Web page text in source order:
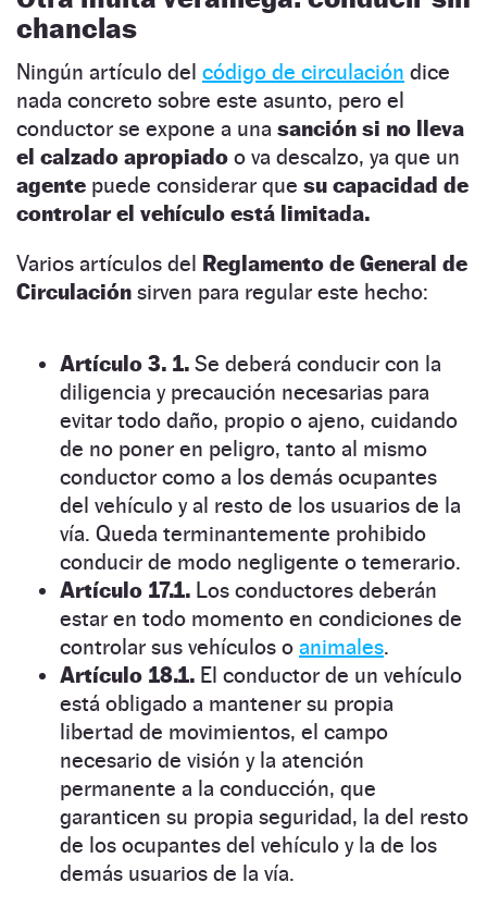
chanclas
Ningún artículo del código de circulación dice
nada concreto sobre este asunto, pero el
conductor se expone a una sanción si no lleva
el calzado apropiado o va descalzo, ya que un
agente puede considerar que su capacidad de
controlar el vehículo está limitada.
Varios artículos del Reglamento de General de
Circulación sirven para regular este hecho:
Artículo 3. 1. Se deberá conducir con la
diligencia y precaución necesarias para
evitar todo daño, propio o ajeno, cuidando
de no poner en peligro, tanto al mismo
conductor como a los demás ocupantes
del vehículo y al resto de los usuarios de la
vía. Queda terminantemente prohibido
conducir de modo negligente o temerario.
Artículo 17.1. Los conductores deberán
estar en todo momento en condiciones de
controlar sus vehículos o animales.
Artículo 18.1. El conductor de un vehículo
está obligado a mantener su propia
libertad de movimientos, el campo
necesario de visión y la atención
permanente a la conducción, que
garanticen su propia seguridad, la del resto
de los ocupantes del vehículo y la de los
demás usuarios de la vía.